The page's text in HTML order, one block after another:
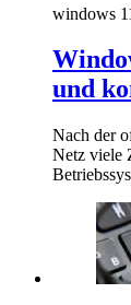
windows
und
Nach der
Netz viele